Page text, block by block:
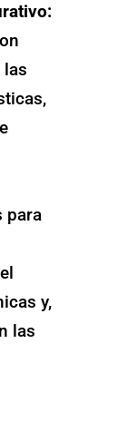
las
para
y,
las